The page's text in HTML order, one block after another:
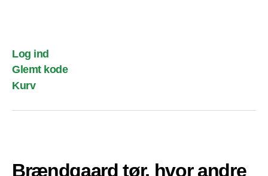
Log ind
Glemt kode
Kurv
Brændgaard tør, hvor andre